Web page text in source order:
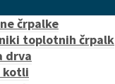
črpalke
toplotnih črpalk
drva
kotli